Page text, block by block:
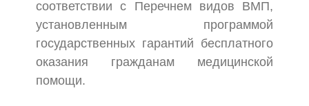
соответствии с Перечнем видов ВМП,
установленным программой
государственных гарантий бесплатного
оказания гражданам медицинской
помощи.